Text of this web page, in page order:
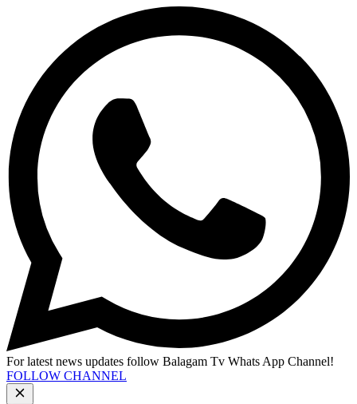
For latest news updates follow Balagam Tv Whats App Channel!
FOLLOW CHANNEL